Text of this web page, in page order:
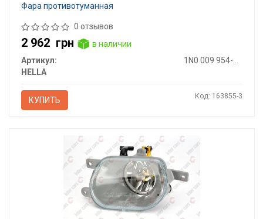
Фара противотуманная
0 отзывов
2 962 грн
в наличии
Артикул:
1N0 009 954-321
HELLA
КУПИТЬ Код: 163855-3